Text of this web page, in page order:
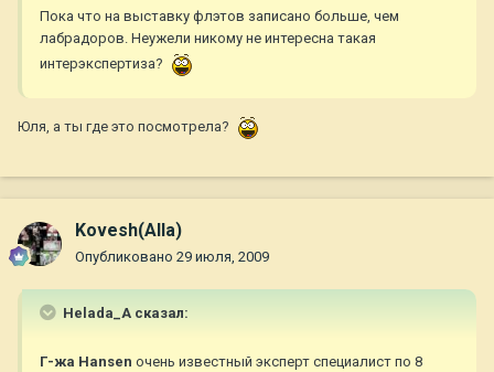
Пока что на выставку флэтов записано больше, чем
лабрадоров. Неужели никому не интересна такая
интерэкспертиза?
Юля, а ты где это посмотрела?
Kovesh(Alla)
Опубликовано 29 июля, 2009
Helada_A сказал:
Г-жа Hansen очень известный эксперт специалист по 8